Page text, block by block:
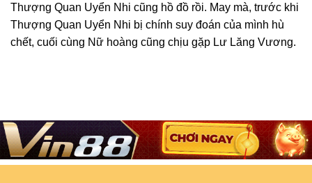
Thượng Quan Uyển Nhi cũng hồ đồ rồi. May mà, trước khi
Thượng Quan Uyển Nhi bị chính suy đoán của mình hù
chết, cuối cùng Nữ hoàng cũng chịu gặp Lư Lăng Vương.